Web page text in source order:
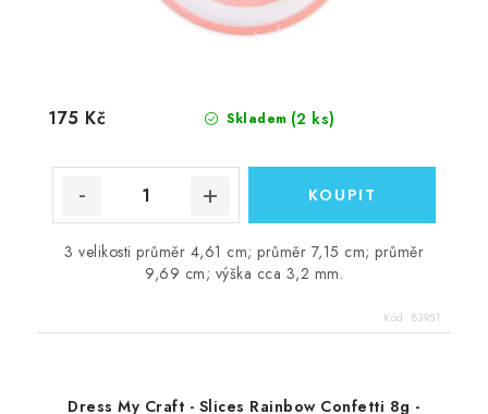
Skladem (2 ks)
175 Kč
3 velikosti průměr 4,61 cm; průměr 7,15 cm; průměr
9,69 cm; výška cca 3,2 mm.
Kód: 83951
Dress My Craft - Slices Rainbow Confetti 8g -